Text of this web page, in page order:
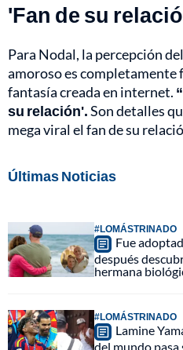
'Fan de su
Para Nodal, la percepción
amoroso es completamente
fantasía creada en internet.
su relación'.Son detalles
mega viral el fan de su
Últimas Noticias
#LOMÁSTRINADO
Fue
después
hermana
#LOMÁSTRINADO
Lamine
del mundo pasa